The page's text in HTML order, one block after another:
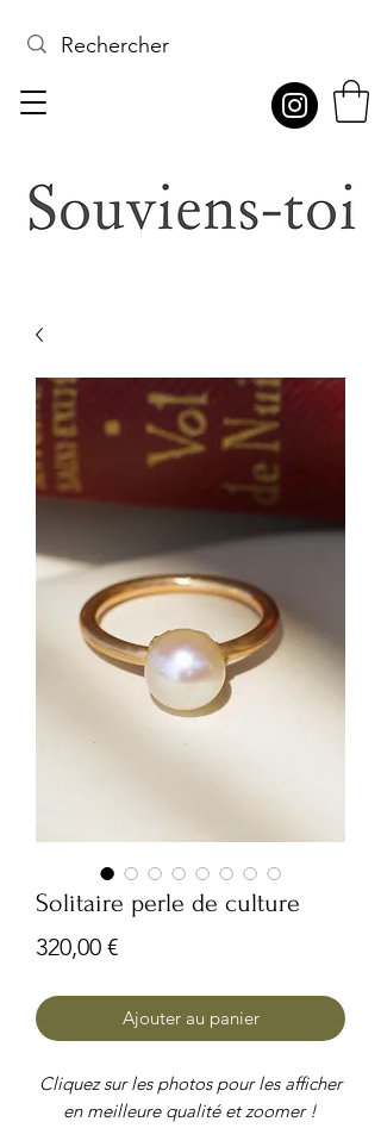
Solitaire perle de culture
320,00 €Prix
Ajouter au panier
Cliquez sur les photos pour les afficher
en meilleure qualité et zoomer !